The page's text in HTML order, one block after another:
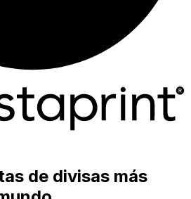
de divisas más